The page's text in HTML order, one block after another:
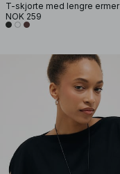
T-skjorte med lengre ermer
NOK 259